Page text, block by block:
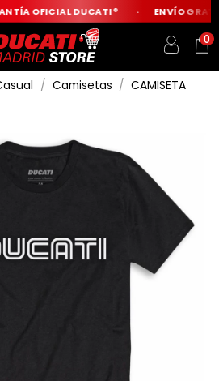
OFICIAL DUCATI® ENVÍO
0
Camisetas
CAMISETA